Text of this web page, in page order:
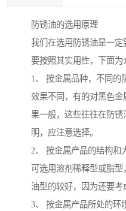
防锈油的选用原理
我们在选用防锈油是一
要按照其实用性，下面为
1、 按金属品种，不同的
效果不同，有的对黑色
果一般，这些往往在防
明，应注意选择。
2、 按金属产品的结构和
可选用溶剂稀释型或脂
油型的较好，因为还要考
3、 按金属产品所处的环